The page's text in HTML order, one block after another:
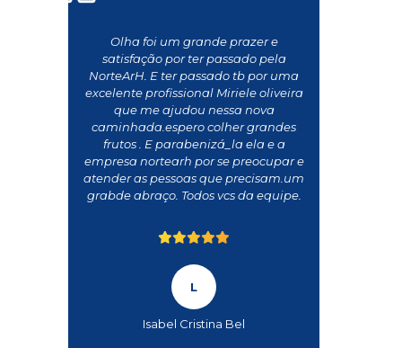
Olha foi um grande prazer e
satisfação por ter passado pela
NorteArH. E ter passado tb por uma
excelente profissional Miriele oliveira
que me ajudou nessa nova
caminhada.espero colher grandes
frutos . E parabenizá_la ela e a
empresa nortearh por se preocupar e
atender as pessoas que precisam.um
grabde abraço. Todos vcs da equipe.
Isabel Cristina Bel